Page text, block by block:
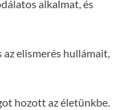
alkalmat, és
az elismerés hullámait,
hozott az életünkbe.